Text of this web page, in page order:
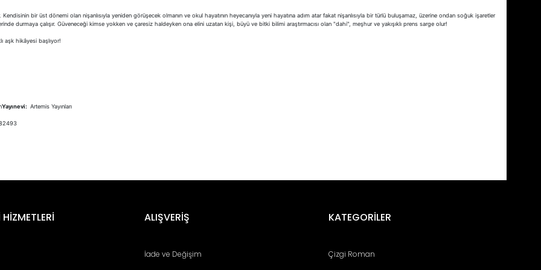
bir üst dönemi olan nişanlısıyla yeniden görüşecek olmanın ve okul hayatının heyecanıyla yeni hayatına adım atar fakat nişanlısıyla bir türlü buluşamaz, üzerine ondan soğuk işaretler
durmaya çalışır. Güveneceği kimse yokken ve çaresiz haldeyken ona elini uzatan kişi, büyü ve bitki bilimi araştırmacısı olan "dahi", meşhur ve yakışıklı prens sarge olur!
aşk hikâyesi başlıyor!
Yayınevi: Artemis Yayınları
Yorum YazALIŞVERİŞ
İade ve Değişim
KATEGORİLER
Çizgi Roman